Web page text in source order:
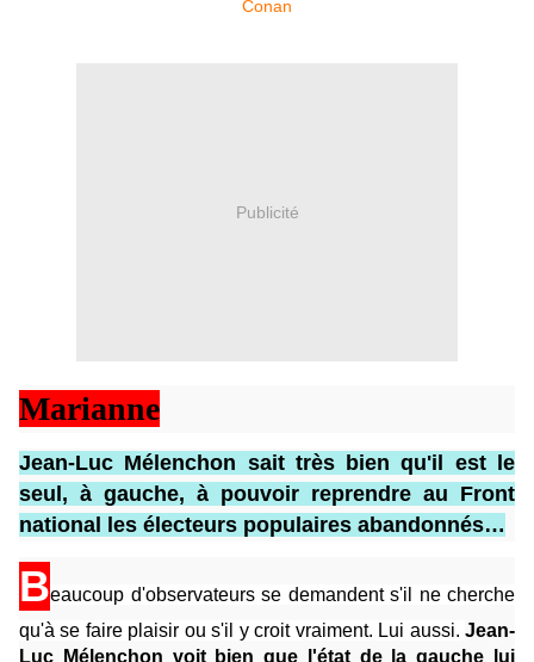
Publicité
Marianne
Jean-Luc Mélenchon sait très bien qu'il est le
seul, à gauche, à pouvoir reprendre au Front
national les électeurs populaires abandonnés…
Beaucoup d'observateurs se demandent s'il ne cherche
qu'à se faire plaisir ou s'il y croit vraiment. Lui aussi. Jean-
Luc Mélenchon voit bien que l'état de la gauche lui